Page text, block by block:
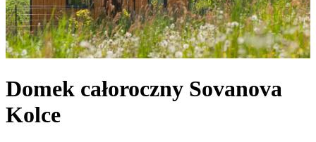
Domek całoroczny Sovanova
Kolce